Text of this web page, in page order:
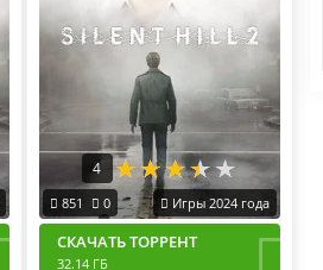
4
851 0 Игры 2024 года
СКАЧАТЬ ТОРРЕНТ
32.14 ГБ